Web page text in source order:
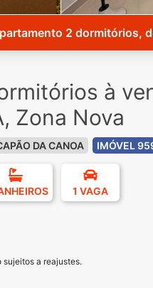
2 dormitórios,
à
Zona Nova
DA CANOA IMÓVEL
1 VAGA
a reajustes.